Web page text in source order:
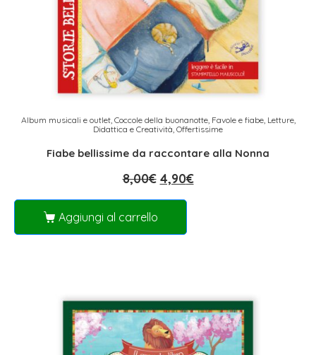
Album musicali e outlet, Coccole della buonanotte, Favole e fiabe, Letture,
Didattica e Creatività Offertissime
Fiabe bellissime da raccontare alla Nonna
8,00€ 4,90€
Aggiungi al carrello